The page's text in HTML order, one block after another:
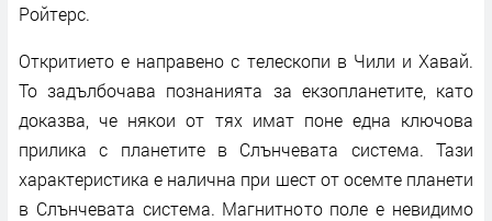
Ройтерс.
Откритието е направено с телескопи в Чили и Хавай.
То задълбочава познанията за екзопланетите, като
доказва, че някои от тях имат поне една ключова
прилика с планетите в Слънчевата система. Тази
характеристика е налична при шест от осемте планети
в Слънчевата система. Магнитното поле е невидимо